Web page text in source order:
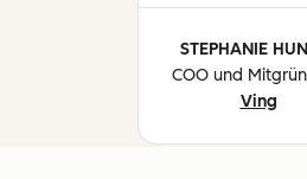
STEPHANIE
COO und
Ving